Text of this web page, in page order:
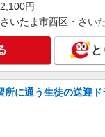
岡駅のシニアマンショ
時給1500円〜2125円 ＜
全支給(ガソリン代含む)
豊岡市 ＊最寄り駅：豊
円
いたま市西区・さい
所に通う生徒の送迎ド